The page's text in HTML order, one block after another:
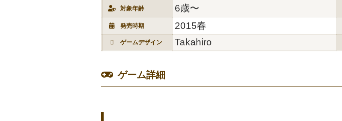
対象年齢 6歳〜
発売時期 2015春
ゲームデザイン Takahiro
ゲーム詳細